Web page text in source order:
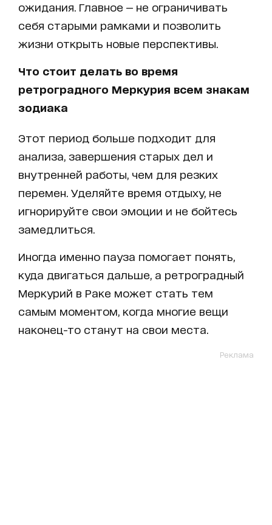
ожидания. Главное — не ограничивать
себя старыми рамками и позволить
жизни открыть новые перспективы.
Что стоит делать во время
ретроградного Меркурия всем знакам
зодиака
Этот период больше подходит для
анализа, завершения старых дел и
внутренней работы, чем для резких
перемен. Уделяйте время отдыху, не
игнорируйте свои эмоции и не бойтесь
замедлиться.
Иногда именно пауза помогает понять,
куда двигаться дальше, а ретроградный
Меркурий в Раке может стать тем
самым моментом, когда многие вещи
наконец-то станут на свои места.
Реклама